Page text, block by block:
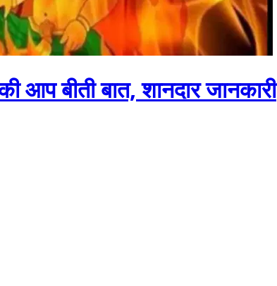
आप बीती बात, शानदार जानकारी